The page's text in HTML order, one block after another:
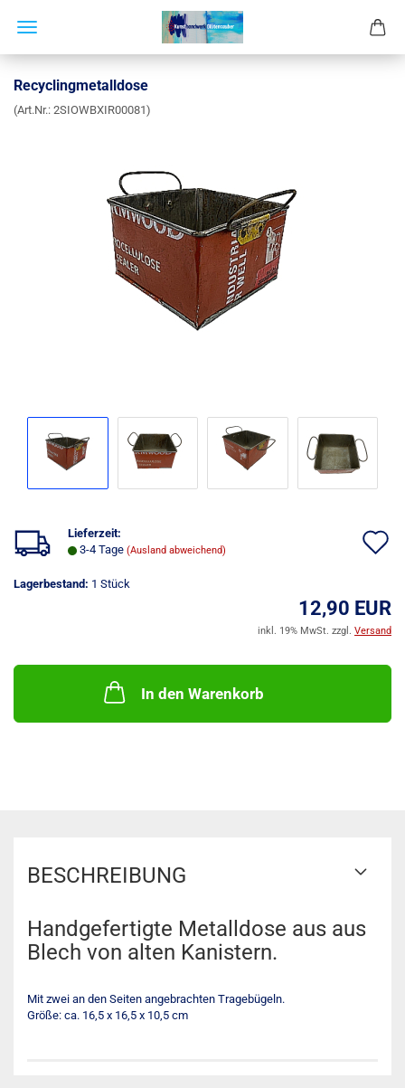
Recyclingmetalldose
(Art.Nr.: 2SIOWBXIR00081)
Lieferzeit:
3-4 Tage (Ausland abweichend)
Lagerbestand: 1 Stück
12,90 EUR
inkl. 19% MwSt. zzgl. Versand
In den Warenkorb
BESCHREIBUNG
Handgefertigte Metalldose aus aus
Blech von alten Kanistern.
Mit zwei an den Seiten angebrachten Tragebügeln.
Größe: ca. 16,5 x 16,5 x 10,5 cm